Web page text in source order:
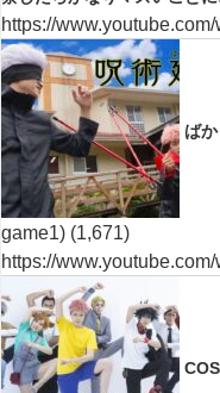
https://
ば
game1) (1,671)
https://